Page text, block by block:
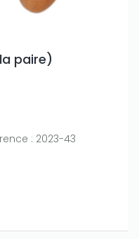
paire)
: 2023-43